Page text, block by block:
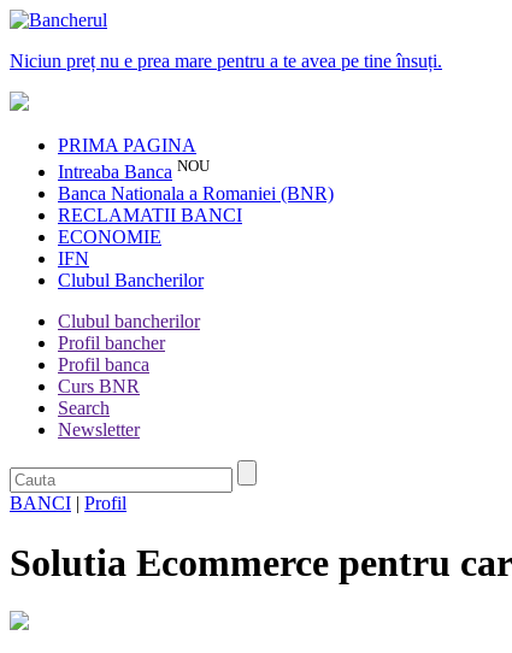
Niciun preț nu e prea mare pentru a te avea pe tine însuți.
PRIMA PAGINA
Intreaba Banca NOU
Banca Nationala a Romaniei (BNR)
RECLAMATII BANCI
ECONOMIE
IFN
Clubul Bancherilor
Clubul bancherilor
Profil bancher
Profil banca
Curs BNR
Search
Newsletter
BANCI | Profil
Solutia Ecommerce pentru